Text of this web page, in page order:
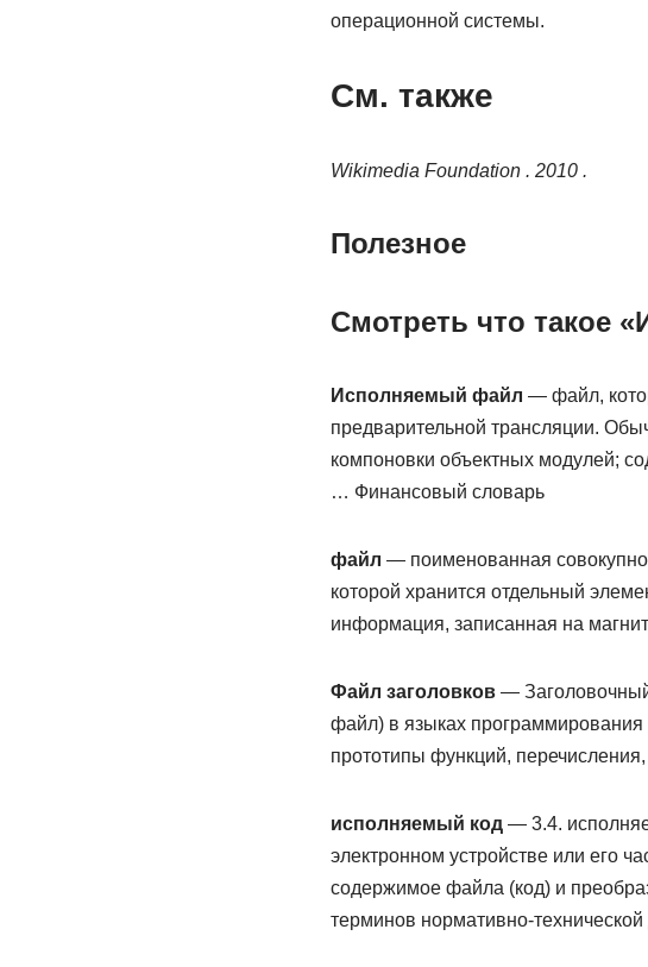
операционной системы.
См. также
Wikimedia Foundation . 2010 .
Полезное
Смотреть что такое
Исполняемый файл — файл,
предварительной трансляции.
компоновки объектных модулей;
… Финансовый словарь
файл — поименованная
которой хранится отдельный
информация, записанная на
Файл заголовков— Заголовочный
файл) в языках
прототипы функций,
исполняемый код— 3.4.
электронном устройстве или его
содержимое файла (код) и
терминов нормативно-